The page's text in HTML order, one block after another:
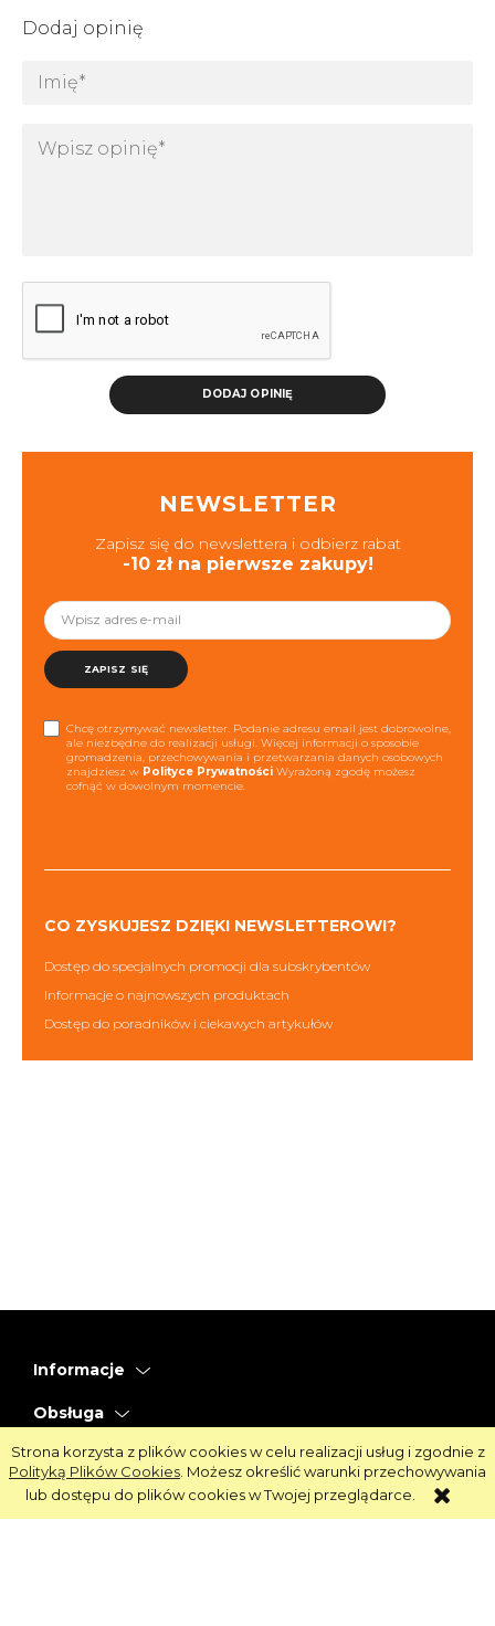
Strona korzysta z plików cookies w celu realizacji usług i zgodnie z
Polityką Plików Cookies . Możesz określić warunki przechowywania
lub dostępu do plików cookies w Twojej przeglądarce.
Dodaj opinię
DODAJ OPINIĘ
NEWSLETTER
Zapisz się do newslettera i odbierz rabat
-10 zł na pierwsze zakupy!
ZAPISZ SIĘ
Chcę otrzymywać newsletter. Podanie adresu email jest dobrowolne,
ale niezbędne do realizacji usługi. Więcej informacji o sposobie
gromadzenia, przechowywania i przetwarzania danych osobowych
znajdziesz w Polityce Prywatności Wyrażoną zgodę możesz
cofnąć w dowolnym momencie.
CO ZYSKUJESZ DZIĘKI NEWSLETTEROWI?
Dostęp do specjalnych promocji dla subskrybentów
Informacje o najnowszych produktach
Dostęp do poradników i ciekawych artykułów
Informacje
Obsługa
Strefa Klienta
Strefa Marek